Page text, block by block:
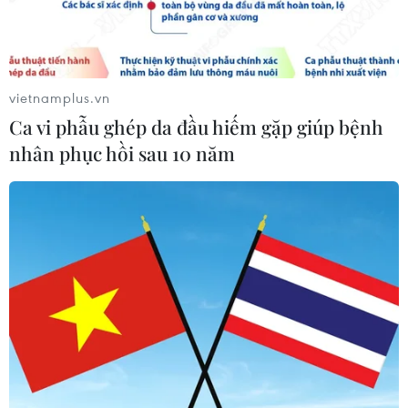
Xem thêm
Tổng Biên tập: TRẦN TIẾN DUẨN
Phó Tổng Biên tập: NGUYỄN THỊ TÁM, KHÚC THANH
THỦY
Sở hữu trí tuệ
Quy định sử dụng
RSS
Hỗ trợ
TTXVN
vietnamplus.vn
Ca vi phẫu ghép da đầu hiếm gặp giúp bệnh
nhân phục hồi sau 10 năm